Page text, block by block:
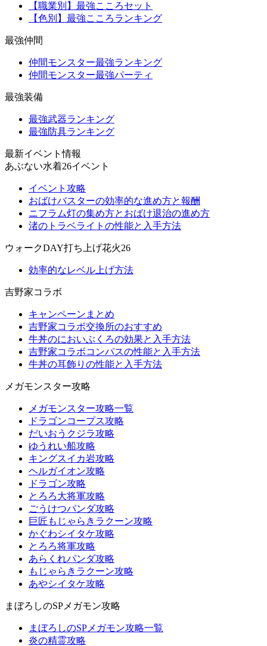
【職業別】最強こころセット
【色別】最強こころランキング
最強仲間
仲間モンスター最強ランキング
仲間モンスター最強パーティ
最強装備
最強武器ランキング
最強防具ランキング
最新イベント情報
あぶない水着26イベント
イベント攻略
おばけバスターの効率的な進め方と報酬
ニフラム灯の集め方とおばけ退治の進め方
渚のトラベライトの性能と入手方法
ウォークDAY打ち上げ花火26
効率的なレベル上げ方法
吉野家コラボ
キャンペーンまとめ
吉野家コラボ交換所のおすすめ
牛丼のにおいぶくろの効果と入手方法
吉野家コラボコンパスの性能と入手方法
牛丼の耳飾りの性能と入手方法
メガモンスター攻略
メガモンスター攻略一覧
ドラゴンコープス攻略
だいおうクジラ攻略
ゆうれい船攻略
キングスイカ岩攻略
ヘルガイオン攻略
ドラゴン攻略
とろろ大将軍攻略
ごうけつパンダ攻略
巨匠もじゃらきラクーン攻略
かぐわシイタケ攻略
とろろ将軍攻略
あらくれパンダ攻略
もじゃらきラクーン攻略
あやシイタケ攻略
まぼろしのSPメガモン攻略
まぼろしのSPメガモン攻略一覧
炎の精霊攻略